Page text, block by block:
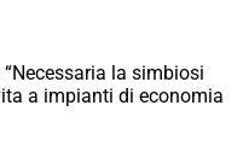
la simbiosi
a impianti di economia